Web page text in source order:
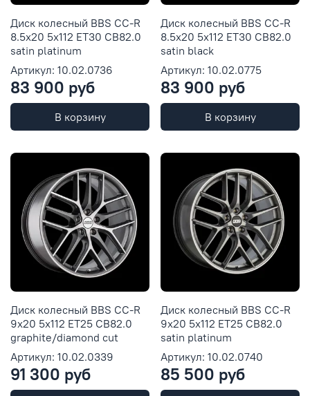
Диск колесный BBS CC-R
8.5x20 5x112 ET30 CB82.0
satin platinum
Артикул: 10.02.0736
83 900 руб
В корзину
Диск колесный BBS CC-R
8.5x20 5x112 ET30 CB82.0
satin black
Артикул: 10.02.0775
83 900 руб
В корзину
Диск колесный BBS CC-R
9x20 5x112 ET25 CB82.0
graphite/diamond cut
Артикул: 10.02.0339
91 300 руб
Диск колесный BBS CC-R
9x20 5x112 ET25 CB82.0
satin platinum
Артикул: 10.02.0740
85 500 руб